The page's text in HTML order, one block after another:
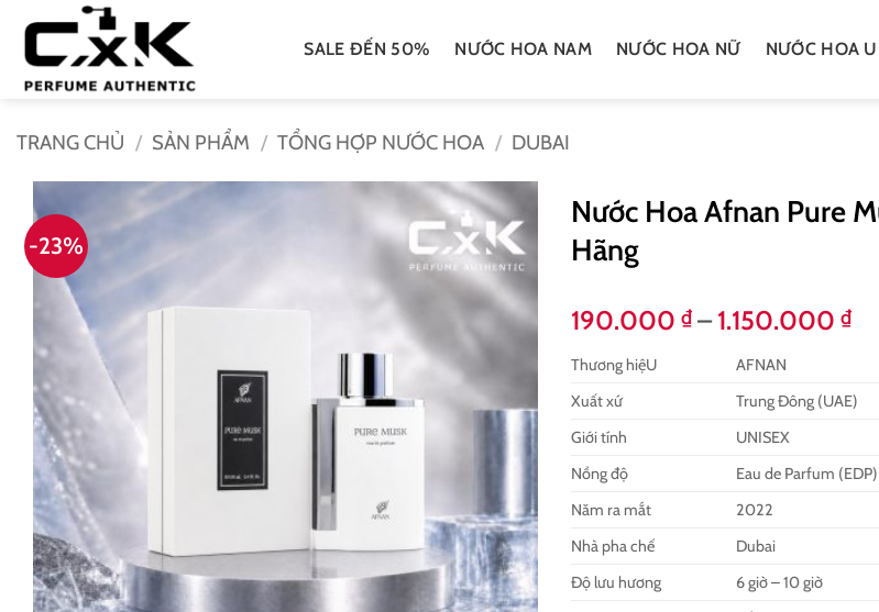
dung
SALE ĐẾN 50% NƯỚC HOA NAM NƯỚC HOA NỮ NƯỚC HOA
TRANG CHỦ / SẢN PHẨM / TỔNG HỢP NƯỚC HOA / DUBAI
-23%
Nước Hoa Afnan Pure
Hãng
190.000 ₫ – 1.150.000 ₫
Thương hiệU
AFNAN
Xuất xứ
Trung Đông (UAE)
Giới tính
UNISEX
Nồng độ
Eau de Parfum (EDP)
Năm ra mắt
2022
Nhà pha chế
Dubai
Độ lưu hương
6 giờ – 10 giờ